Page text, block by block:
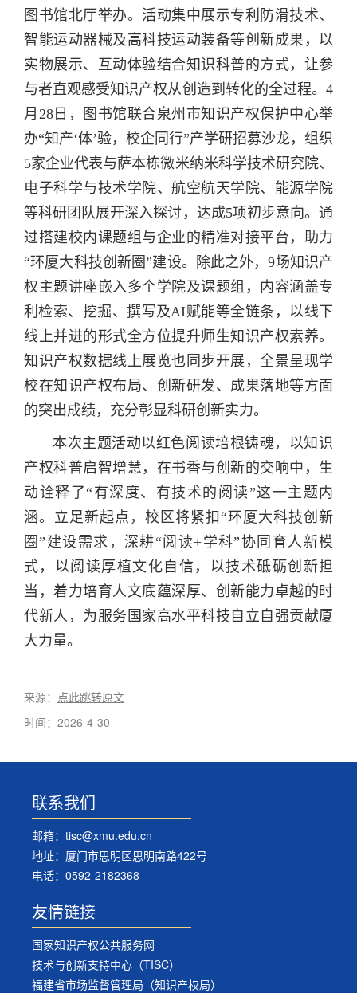
图书馆北厅举办。活动集中展示专利防滑技术、
智能运动器械及高科技运动装备等创新成果，以
实物展示、互动体验结合知识科普的方式，让参
与者直观感受知识产权从创造到转化的全过程。4
月28日，图书馆联合泉州市知识产权保护中心举
办“知产‘体’验，校企同行”产学研招募沙龙，组织
5家企业代表与萨本栋微米纳米科学技术研究院、
电子科学与技术学院、航空航天学院、能源学院
等科研团队展开深入探讨，达成5项初步意向。通
过搭建校内课题组与企业的精准对接平台，助力
“环厦大科技创新圈”建设。除此之外，9场知识产
权主题讲座嵌入多个学院及课题组，内容涵盖专
利检索、挖掘、撰写及AI赋能等全链条，以线下
线上并进的形式全方位提升师生知识产权素养。
知识产权数据线上展览也同步开展，全景呈现学
校在知识产权布局、创新研发、成果落地等方面
的突出成绩，充分彰显科研创新实力。
本次主题活动以红色阅读培根铸魂，以知识
产权科普启智增慧，在书香与创新的交响中，生
动诠释了“有深度、有技术的阅读”这一主题内
涵。立足新起点，校区将紧扣“环厦大科技创新
圈”建设需求，深耕“阅读+学科”协同育人新模
式，以阅读厚植文化自信，以技术砥砺创新担
当，着力培育人文底蕴深厚、创新能力卓越的时
代新人，为服务国家高水平科技自立自强贡献厦
大力量。
来源： 点此跳转原文
时间：2026-4-30
联系我们
邮箱：tisc@xmu.edu.cn
地址：厦门市思明区思明南路422号
电话：0592-2182368
友情链接
国家知识产权公共服务网
技术与创新支持中心（TISC）
福建省市场监督管理局（知识产权局）